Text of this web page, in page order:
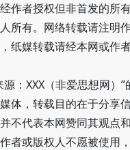
作者授权但非首发的所
所有。网络转载请注明
纸媒转载请经本网或作
：XXX（非爱思想网）”
体，转载目的在于分享
不代表本网赞同其观点
者或版权人不愿被使用